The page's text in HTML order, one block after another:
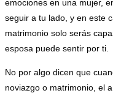
emociones en una mujer,
seguir a tu lado, y en este
matrimonio solo serás
esposa puede sentir por ti.
No por algo dicen que
noviazgo o matrimonio, el